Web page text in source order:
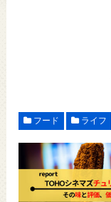
フード ライフ